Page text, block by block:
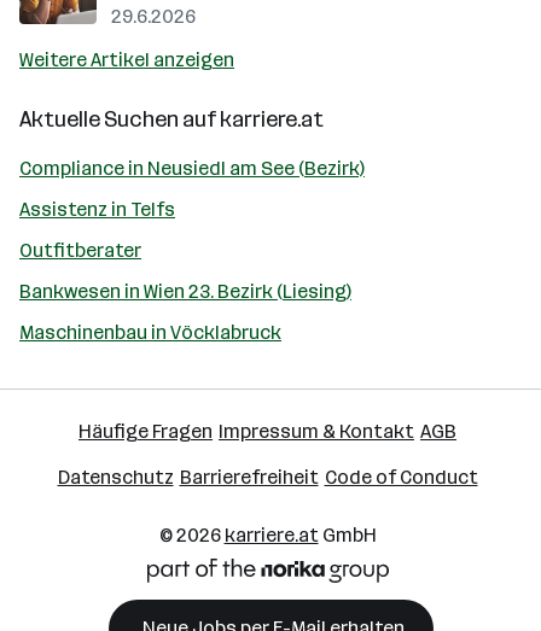
29.6.2026
Weitere Artikel anzeigen
Aktuelle Suchen aufkarriere.at
Compliance in Neusiedl am See (Bezirk)
Assistenz in Telfs
Outfitberater
Bankwesen in Wien 23. Bezirk (Liesing)
Maschinenbau in Vöcklabruck
Häufige Fragen Impressum & Kontakt AGB
Datenschutz Barrierefreiheit Code of Conduct
© 2026 karriere.atGmbH